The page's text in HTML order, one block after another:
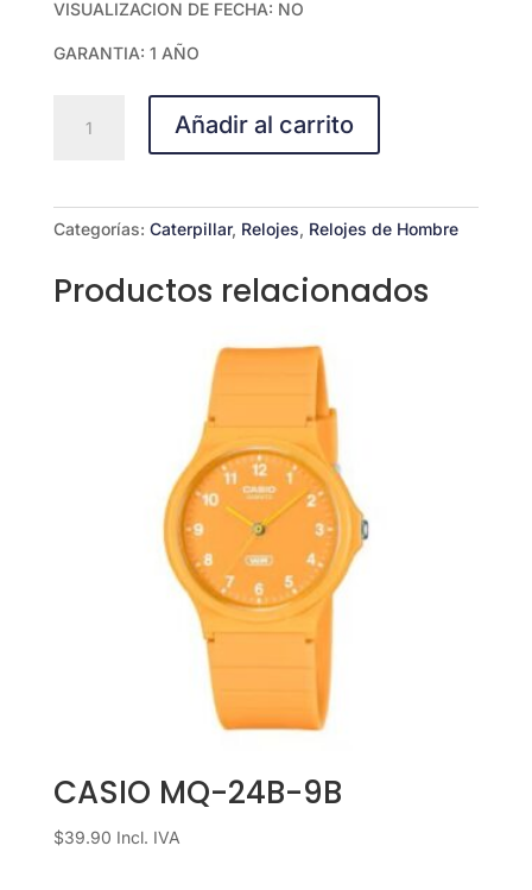
VISUALIZACION DE FECHA: NO
GARANTIA: 1 AÑO
cantidad
Añadir al carrito
Categorías: Caterpillar, Relojes, Relojes de Hombre
Productos relacionados
CASIO MQ-24B-9B
$39.90 Incl. IVA